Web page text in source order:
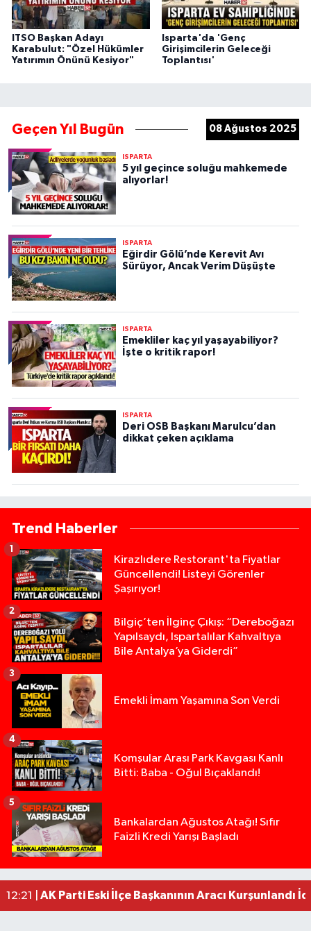
ITSO Başkan Adayı
Karabulut: "Özel Hükümler
Yatırımın Önünü Kesiyor"
Isparta'da 'Genç
Girişimcilerin Geleceği
Toplantısı'
Geçen Yıl Bugün 08 Ağustos 2025
ISPARTA
5 yıl geçince soluğu mahkemede
alıyorlar!
ISPARTA
Eğirdir Gölü’nde Kerevit Avı
Sürüyor, Ancak Verim Düşüşte
ISPARTA
Emekliler kaç yıl yaşayabiliyor?
İşte o kritik rapor!
ISPARTA
Deri OSB Başkanı Marulcu’dan
dikkat çeken açıklama
Trend Haberler
Kirazlıdere Restorant'ta Fiyatlar
Güncellendi! Listeyi Görenler
Şaşırıyor!
1
Bilgiç’ten İlginç Çıkış: “Dereboğazı
Yapılsaydı, Ispartalılar Kahvaltıya
Bile Antalya’ya Giderdi”
2
Emekli İmam Yaşamına Son Verdi
3
Komşular Arası Park Kavgası Kanlı
Bitti: Baba - Oğul Bıçaklandı!
4
Bankalardan Ağustos Atağı! Sıfır
Faizli Kredi Yarışı Başladı
5
17:18 |Anız Yangını Kazaya Neden Oldu: 13 Araç
17:08 |Alevlere Teslim Olan Gecekondu Kullanılamaz
13:46 |Yolcu Otobüsüyle Minibüsün Çarpıştığı Kaza
12:21 | AK Parti Eski İlçe Başkanının Aracı Kurşunlandı